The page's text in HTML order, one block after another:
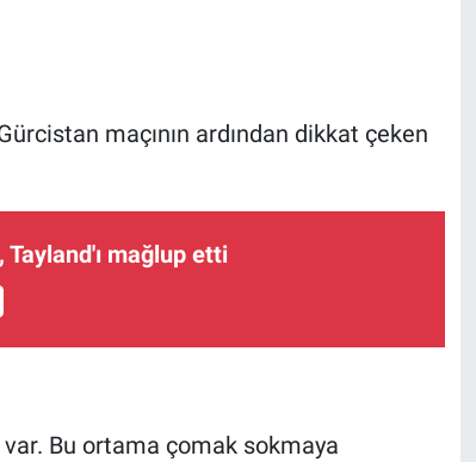
maçının ardından dikkat çeken
Tayland'ı mağlup etti
Bu ortama çomak sokmaya